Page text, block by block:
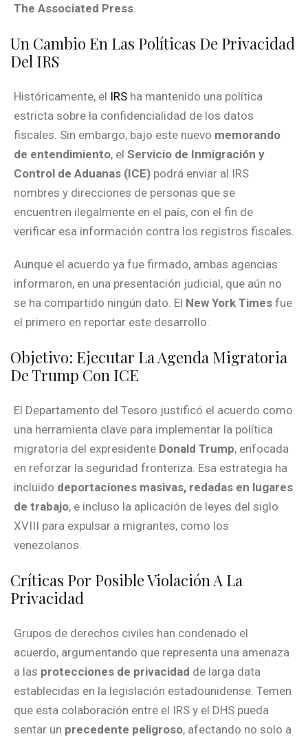
The Associated Press
Un Cambio En Las Políticas De Privacidad
Del IRS
Históricamente, el IRS ha mantenido una política
estricta sobre la confidencialidad de los datos
fiscales. Sin embargo, bajo este nuevo memorando
de entendimiento, el Servicio de Inmigración y
Control de Aduanas (ICE) podrá enviar al IRS
nombres y direcciones de personas que se
encuentren ilegalmente en el país, con el fin de
verificar esa información contra los registros fiscales.
Aunque el acuerdo ya fue firmado, ambas agencias
informaron, en una presentación judicial, que aún no
se ha compartido ningún dato. El New York Times fue
el primero en reportar este desarrollo.
Objetivo: Ejecutar La Agenda Migratoria
De Trump Con ICE
El Departamento del Tesoro justificó el acuerdo como
una herramienta clave para implementar la política
migratoria del expresidente Donald Trump, enfocada
en reforzar la seguridad fronteriza. Esa estrategia ha
incluido deportaciones masivas, redadas en lugares
de trabajo, e incluso la aplicación de leyes del siglo
XVIII para expulsar a migrantes, como los
venezolanos.
Críticas Por Posible Violación A La
Privacidad
Grupos de derechos civiles han condenado el
acuerdo, argumentando que representa una amenaza
a las protecciones de privacidad de larga data
establecidas en la legislación estadounidense. Temen
que esta colaboración entre el IRS y el DHS pueda
sentar un precedente peligroso, afectando no solo a